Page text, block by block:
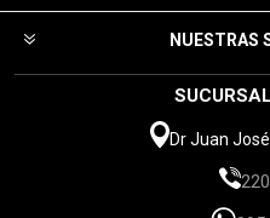
NUESTRAS
Dr Juan